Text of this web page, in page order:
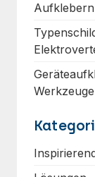
Werkzeuge